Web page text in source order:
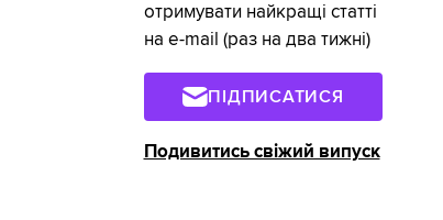
отримувати найкращі статті
на e-mail (раз на два тижні)
ПІДПИСАТИСЯ
Подивитись свіжий випуск